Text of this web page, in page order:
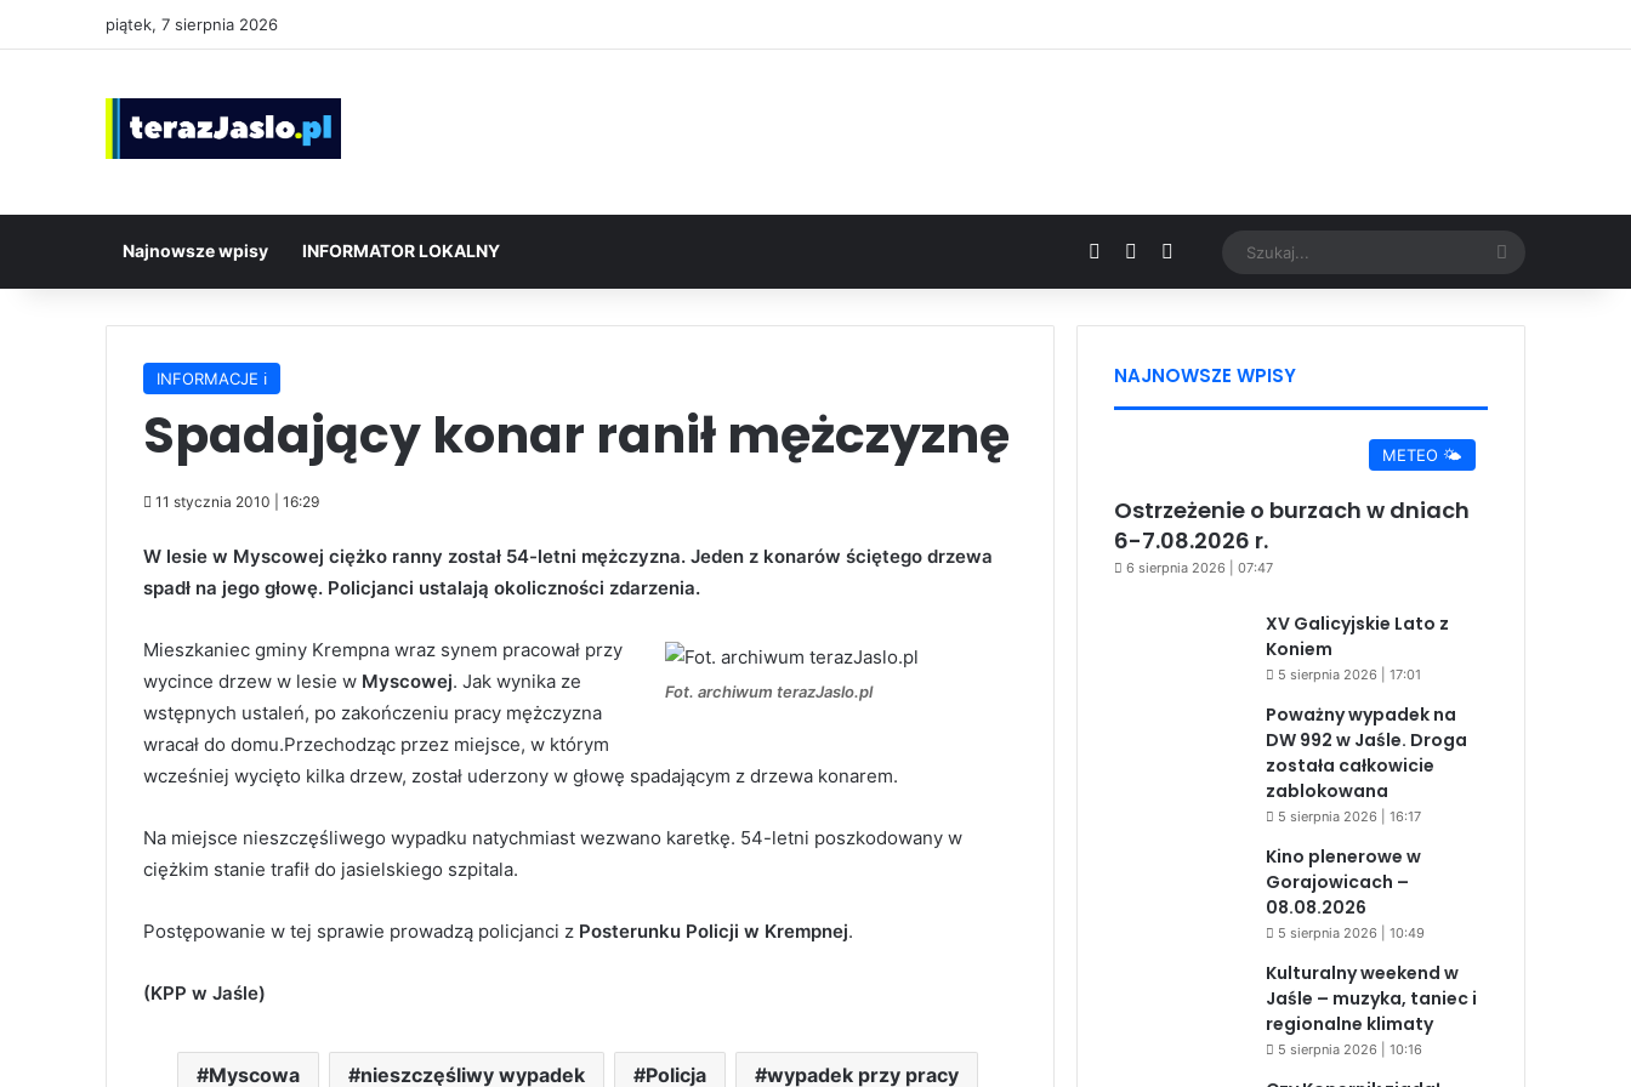
piątek, 7 sierpnia 2026
Najnowsze wpisy INFORMATOR LOKALNY Facebook YouTubeGoogle News Szukaj...
INFORMACJE ℹ️
Spadający konar ranił mężczyznę
11 stycznia 2010 | 16:29
W lesie w Myscowej ciężko ranny został 54-letni mężczyzna. Jeden z konarów ściętego drzewa
spadł na jego głowę. Policjanci ustalają okoliczności zdarzenia.
Fot. archiwum terazJaslo.pl
Mieszkaniec gminy Krempna wraz synem pracował przy
wycince drzew w lesie w Myscowej. Jak wynika ze
wstępnych ustaleń, po zakończeniu pracy mężczyzna
wracał do domu.Przechodząc przez miejsce, w którym
wcześniej wycięto kilka drzew, został uderzony w głowę spadającym z drzewa konarem.
Na miejsce nieszczęśliwego wypadku natychmiast wezwano karetkę. 54-letni poszkodowany w
ciężkim stanie trafił do jasielskiego szpitala.
Postępowanie w tej sprawie prowadzą policjanci z Posterunku Policji w Krempnej.
(KPP w Jaśle)
Myscowa nieszczęśliwy wypadek Policja wypadek przy pracy
NAJNOWSZE WPISY
METEO 🌤️
Ostrzeżenie o burzach w dniach
6-7.08.2026 r.
6 sierpnia 2026 | 07:47
XV Galicyjskie Lato z
Koniem
5 sierpnia 2026 | 17:01
Poważny wypadek na
DW 992 w Jaśle. Droga
została całkowicie
zablokowana
5 sierpnia 2026 | 16:17
Kino plenerowe w
Gorajowicach –
08.08.2026
5 sierpnia 2026 | 10:49
Kulturalny weekend w
Jaśle – muzyka, taniec i
regionalne klimaty
5 sierpnia 2026 | 10:16